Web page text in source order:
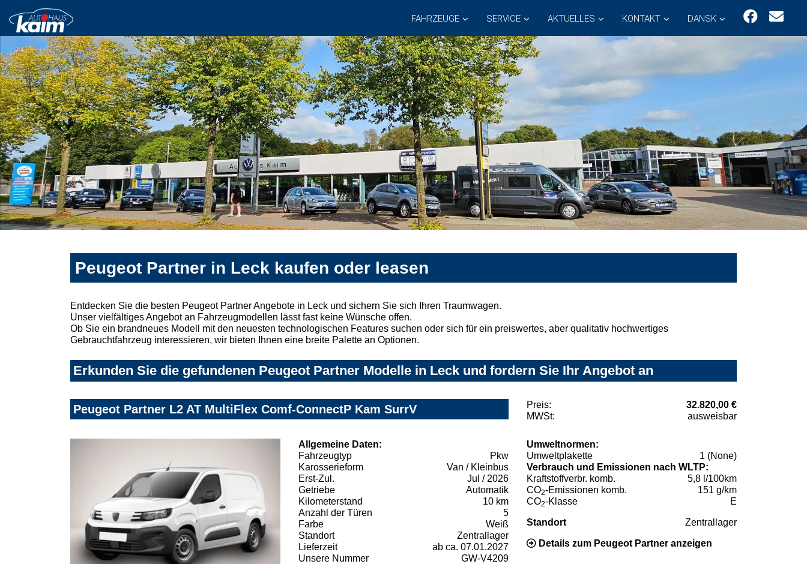
FAHRZEUGE SERVICE AKTUELLES KONTAKT DANSK
Peugeot Partner in Leck kaufen oder leasen
Entdecken Sie die besten Peugeot Partner Angebote in Leck und sichern Sie sich Ihren Traumwagen.
Unser vielfältiges Angebot an Fahrzeugmodellen lässt fast keine Wünsche offen.
Ob Sie ein brandneues Modell mit den neuesten technologischen Features suchen oder sich für ein preiswertes, aber qualitativ hochwertiges
Gebrauchtfahrzeug interessieren, wir bieten Ihnen eine breite Palette an Optionen.
Erkunden Sie die gefundenen Peugeot Partner Modelle in Leck und fordern Sie Ihr Angebot an
Peugeot Partner L2 AT MultiFlex Comf-ConnectP Kam SurrV Preis:
32.820,00 €
MWSt:
ausweisbar
Allgemeine Daten:
Fahrzeugtyp
Pkw
Karosserieform
Van / Kleinbus
Erst-Zul.
Jul / 2026
Getriebe
Automatik
Kilometerstand
10 km
Anzahl der Türen
5
Farbe
Weiß
Standort
Zentrallager
Lieferzeit
ab ca. 07.01.2027
Unsere Nummer
GW-V4209
Umweltnormen:
Umweltplakette
1 (None)
Verbrauch und Emissionen nach WLTP:
Kraftstoffverbr. komb.
5,8 l/100km
CO2-Emissionen komb.
151 g/km
CO2-Klasse E
Standort Zentrallager
Details zum Peugeot Partner anzeigen